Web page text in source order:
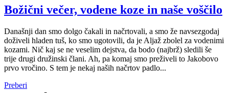
Božični večer, vodene koze in naše voščilo
Današnji dan smo dolgo čakali in načrtovali, a smo že navsezgodaj
doživeli hladen tuš, ko smo ugotovili, da je Aljaž zbolel za vodenimi
kozami. Nič kaj se ne veselim dejstva, da bodo (najbrž) sledili še
trije drugi družinski člani. Ah, pa komaj smo preživeli to Jakobovo
prvo vročino. S tem je nekaj naših načrtov padlo...
Preberi